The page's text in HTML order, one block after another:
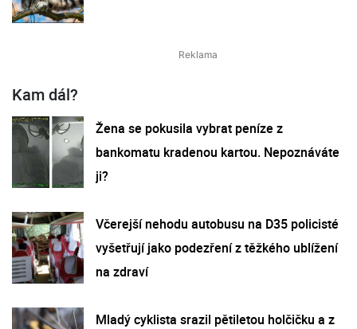
Kam dál?
Žena se pokusila vybrat peníze z
bankomatu kradenou kartou. Nepoznáváte
ji?
Včerejší nehodu autobusu na D35 policisté
vyšetřují jako podezření z těžkého ublížení
na zdraví
Mladý cyklista srazil pětiletou holčičku a z